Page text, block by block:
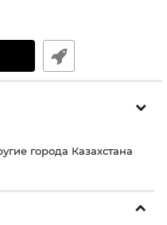
города Казахстана